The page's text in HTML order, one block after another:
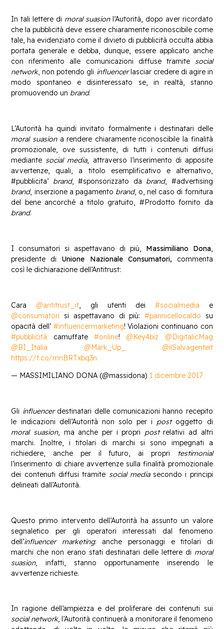
In tali lettere di moral suasionl’Autorità, dopo aver ricordato
che la pubblicità deve essere chiaramente riconoscibile come
tale, ha evidenziato come il divieto di pubblicità occulta abbia
portata generale e debba, dunque, essere applicato anche
con riferimento alle comunicazioni diffuse tramite social
network, non potendo gli influencerlasciar credere di agire in
modo spontaneo e disinteressato se, in realtà, stanno
promuovendo un brand.
L’Autorità ha quindi invitato formalmente i destinatari delle
moral suasiona rendere chiaramente riconoscibile la finalità
promozionale, ove sussistente, di tutti i contenuti diffusi
mediante social media, attraverso l’inserimento di apposite
avvertenze, quali, a titolo esemplificativo e alternativo,
#pubblicita’ brand, #sponsorizzato da brand, #advertising
brand, inserzione a pagamento brand, o, nel caso di fornitura
del bene ancorché a titolo gratuito, #Prodotto fornito da
brand.
I consumatori si aspettavano di più, Massimiliano Dona,
presidente di Unione Nazionale Consumatori, commenta
così le dichiarazione dell’Antitrust:
Cara @antitrust_it, gli utenti dei #socialmedia e
@consumatori si aspettavano di più: #pannicellocaldo su
opacità dell’ #influencermarketing! Violazioni continuano con
#pubblicità camuffate #online! @Key4biz
@DigitalicMag
@BI_Italia
@Mark_Up_
@ilSalvagenteit
https://t.co/mnBRTxbq3n
— MASSIMILIANO DONA (@massidona) 1 dicembre 2017
Gli influencerdestinatari delle comunicazioni hanno recepito
le indicazioni dell’Autorità non solo per i post oggetto di
moral suasion, ma anche per i propri postrelativi ad altri
marchi. Inoltre, i titolari di marchi si sono impegnati a
richiedere, anche per il futuro, ai propri
testimonial
l’inserimento di chiare avvertenze sulla finalità promozionale
dei contenuti diffusi tramite social mediasecondo i principi
delineati dall’Autorità.
Questo primo intervento dell’Autorità ha assunto un valore
segnaletico per gli operatori interessati dal fenomeno
dell’influencer marketing: anche personaggi e titolari di
marchi che non erano stati destinatari delle lettere di moral
suasion, infatti, stanno opportunamente inserendo le
avvertenze richieste.
In ragione dell’ampiezza e del proliferare dei contenuti sui
social network, l’Autorità continuerà a monitorare il fenomeno